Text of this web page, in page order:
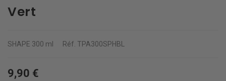
Vert
SHAPE 300 ml Réf. TPA300SPHBL
9,90 €